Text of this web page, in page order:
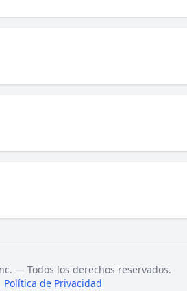
— Todos los derechos reservados.
Política de Privacidad